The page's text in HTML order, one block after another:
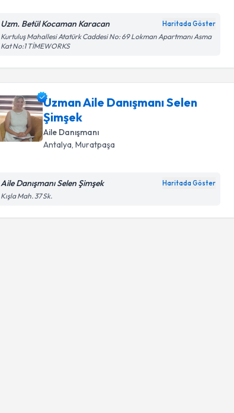
Uzm. Betül Kocaman Karacan Haritada Göster
Kurtuluş Mahallesi Atatürk Caddesi No: 69 Lokman Apartmanı Asma
Kat No:1 TİMEWORKS
Uzman Aile Danışmanı Selen
Şimşek
Aile Danışmanı
Antalya, Muratpaşa
Aile Danışmanı Selen Şimşek Haritada Göster
Kışla Mah. 37 Sk.